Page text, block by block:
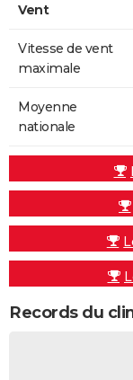
Vent
Vitesse de vent
maximale
Moyenne
nationale
Records du